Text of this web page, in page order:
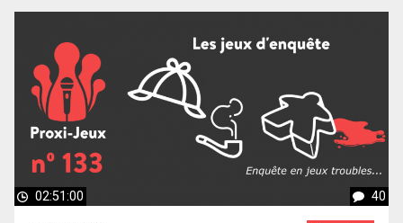
02:51:00 40